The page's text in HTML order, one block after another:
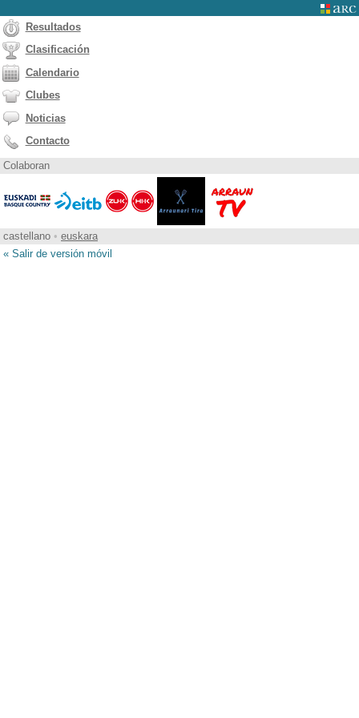
Resultados
Clasificación
Calendario
Clubes
Noticias
Contacto
Colaboran
castellano • euskara
« Salir de versión móvil